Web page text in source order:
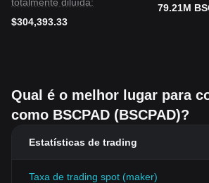
$304,393.33
79.21M
Qual é o melhor lugar para
como BSCPAD (BSCPAD)?
Estatísticas de trading
Taxa de trading spot (maker)